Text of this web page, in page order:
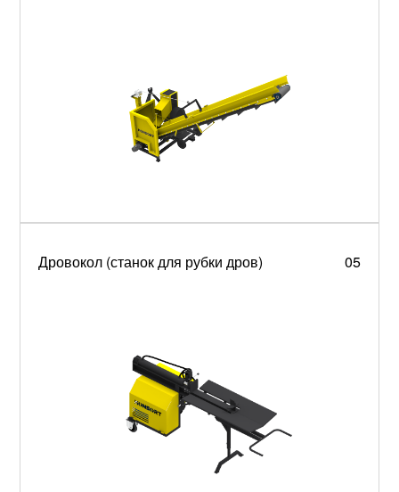
Дровокол (станок для рубки дров) 05